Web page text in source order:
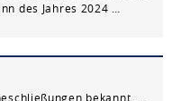
des Jahres 2024 …
bekannt. …